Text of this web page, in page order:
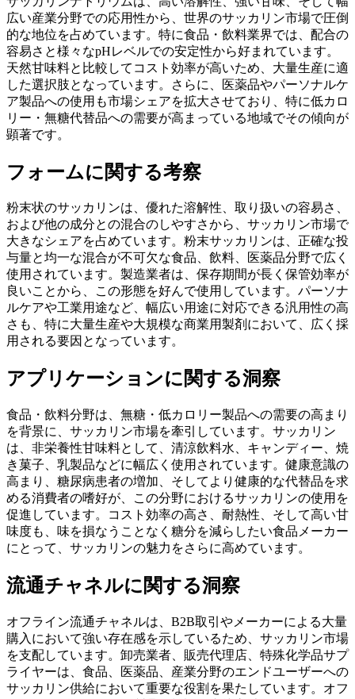
広い産業分野での応用性から、世界のサッカリン市場で圧倒
的な地位を占めています。特に食品・飲料業界では、配合の
容易さと様々なpHレベルでの安定性から好まれています。
天然甘味料と比較してコスト効率が高いため、大量生産に適
した選択肢となっています。さらに、医薬品やパーソナルケ
ア製品への使用も市場シェアを拡大​​させており、特に低カロ
リー・無糖代替品への需要が高まっている地域でその傾向が
顕著です。
フォームに関する考察
粉末状のサッカリンは、優れた溶解性、取り扱いの容易さ、
および他の成分との混合のしやすさから、サッカリン市場で
大きなシェアを占めています。粉末サッカリンは、正確な投
与量と均一な混合が不可欠な食品、飲料、医薬品分野で広く
使用されています。製造業者は、保存期間が長く保管効率が
良いことから、この形態を好んで使用しています。パーソナ
ルケアや工業用途など、幅広い用途に対応できる汎用性の高
さも、特に大量生産や大規模な商業用製剤において、広く採
用される要因となっています。
アプリケーションに関する洞察
食品・飲料分野は、無糖・低カロリー製品への需要の高まり
を背景に、サッカリン市場を牽引しています。サッカリン
は、非栄養性甘味料として、清涼飲料水、キャンディー、焼
き菓子、乳製品などに幅広く使用されています。健康意識の
高まり、糖尿病患者の増加、そしてより健康的な代替品を求
める消費者の嗜好が、この分野におけるサッカリンの使用を
促進しています。コスト効率の高さ、耐熱性、そして高い甘
味度も、味を損なうことなく糖分を減らしたい食品メーカー
にとって、サッカリンの魅力をさらに高めています。
流通チャネルに関する洞察
オフライン流通チャネルは、B2B取引やメーカーによる大量
購入において強い存在感を示しているため、サッカリン市場
を支配しています。卸売業者、販売代理店、特殊化学品サプ
ライヤーは、食品、医薬品、産業分野のエンドユーザーへの
サッカリン供給において重要な役割を果たしています。オフ